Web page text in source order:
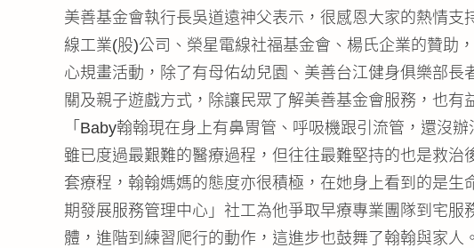
美善基金會執行長吳道遠神父表示，很感恩大家的熱情
線工業(股)公司、榮星電線社福基金會、楊氏企業的贊助
心規畫活動，除了有母佑幼兒園、美善台江健身俱樂部
關及親子遊戲方式，除讓民眾了解美善基金會服務，也
「Baby翰翰現在身上有鼻胃管、呼吸機跟引流管，還沒
雖已度過最艱難的醫療過程，但往往最難堅持的也是救
套療程，翰翰媽媽的態度亦很積極，在她身上看到的是
期發展服務管理中心」社工為他爭取早療專業團隊到宅
體，進階到練習爬行的動作，這進步也鼓舞了翰翰與家